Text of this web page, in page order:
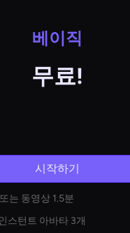
베이직
무료!
시작하기
는 동영상 1.5분
스턴트 아바타 3개